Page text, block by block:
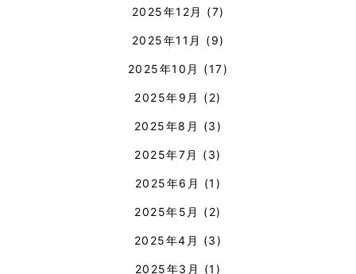
2025年12月 (7)
2025年11月 (9)
2025年10月 (17)
2025年9月 (2)
2025年8月 (3)
2025年7月 (3)
2025年6月 (1)
2025年5月 (2)
2025年4月 (3)
2025年3月 (1)